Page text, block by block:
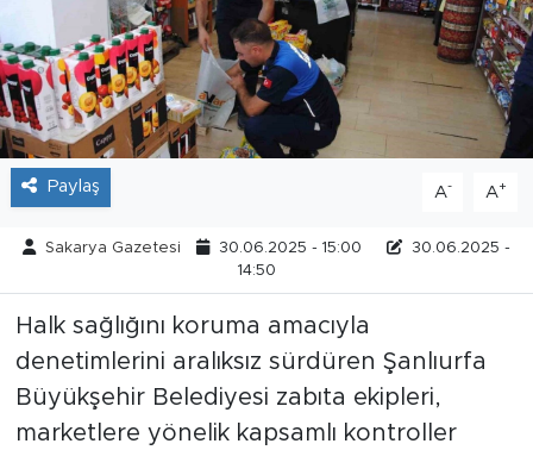
Paylaş A- A+
Sakarya Gazetesi 30.06.2025 - 15:00
30.06.2025 -
14:50
Halk sağlığını koruma amacıyla
denetimlerini aralıksız sürdüren Şanlıurfa
Büyükşehir Belediyesi zabıta ekipleri,
marketlere yönelik kapsamlı kontroller
Foto Şaka
Teknoloji
Politika